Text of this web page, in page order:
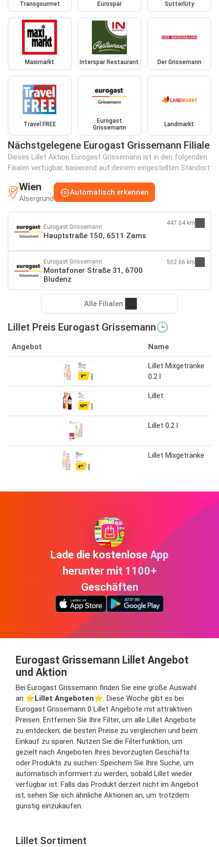
Transgourmet Eurospar Sutterlüty
Maximarkt Interspar Restaurant Der Grissemann
Travel FREE
Eurogast
Grissemann
Landmarkt
Nächstgelegene Eurogast Grissemann Filiale
Dieses Lillet Aktion Eurogast Grissemann ist in den folgenden
Filialen verfügbar, basierend auf deinem eingestellten Standort:
Wien
Alsergrund
Automatisch erkennen
Eurogast Grissemann
Hauptstraße 150, 6511 Zams
447.04 km
Eurogast Grissemann
Montafoner Straße 31, 6700
Bludenz
502.66 km
Alle Filialen
Lillet Preis Eurogast Grissemann🕒
Angebot Name
Lillet Mixgetränke
0.2 l
Lillet
Lillet 0.2 l
Lillet Mixgetränke
Lade die kostenlose App
herunter mit 1100+
Geschäften
Eurogast Grissemann Lillet Angebot
und Aktion
Bei Eurogast Grissemann finden Sie eine große Auswahl
an ⭐️Lillet Angeboten⭐️. Diese Woche gibt es bei
Eurogast Grissemann 0 Lillet Angebote mit attraktiven
Preisen. Entfernen Sie Ihre Filter, um alle Lillet Angebote
zu entdecken, die besten Preise zu vergleichen und beim
Einkauf zu sparen. Nutzen Sie die Filterfunktion, um
gezielt nach Angeboten Ihres bevorzugten Geschäfts
oder Produkts zu suchen. Speichern Sie Ihre Suche, um
automatisch informiert zu werden, sobald Lillet wieder
verfügbar ist. Falls das Produkt derzeit nicht im Angebot
ist, sehen Sie sich ähnliche Aktionen an, um trotzdem
günstig einzukaufen.
Lillet Sortiment